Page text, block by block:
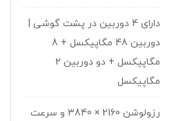
دارای 4 دوربین در پشت گوشی |
دوربین 48 مگاپیکسل + 8
مگاپیکسل + دو دوربین 2
مگاپیکسل
رزولوشن 2160 × 3840 و سرعت